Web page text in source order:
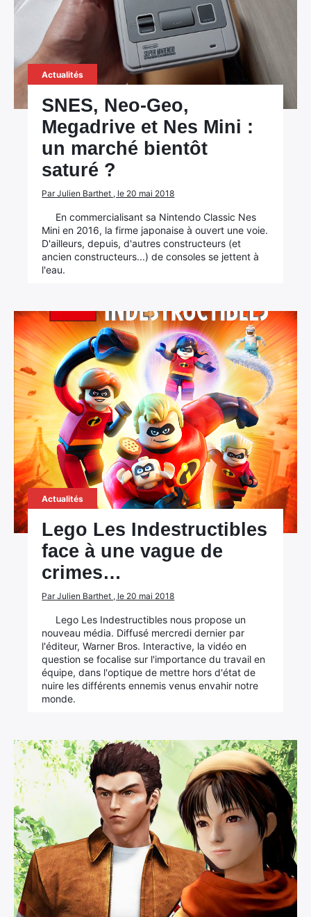
Actualités
SNES, Neo-Geo,
Megadrive et Nes Mini :
un marché bientôt
saturé ?
Par Julien Barthet , le 20 mai 2018
En commercialisant sa Nintendo Classic Nes
Mini en 2016, la firme japonaise à ouvert une voie.
D'ailleurs, depuis, d'autres constructeurs (et
ancien constructeurs...) de consoles se jettent à
l'eau.
Actualités
Lego Les Indestructibles
face à une vague de
crimes…
Par Julien Barthet , le 20 mai 2018
Lego Les Indestructibles nous propose un
nouveau média. Diffusé mercredi dernier par
l'éditeur, Warner Bros. Interactive, la vidéo en
question se focalise sur l'importance du travail en
équipe, dans l'optique de mettre hors d'état de
nuire les différents ennemis venus envahir notre
monde.